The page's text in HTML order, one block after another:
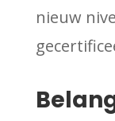
nieuw